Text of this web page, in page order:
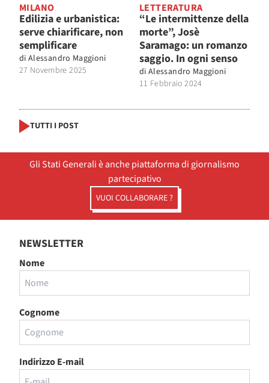
MILANO
Edilizia e urbanistica:
serve chiarificare, non
semplificare
di Alessandro Maggioni
27 Novembre 2025
LETTERATURA
“Le intermittenze della
morte”, Josè
Saramago: un romanzo
saggio. In ogni senso
di Alessandro Maggioni
11 Febbraio 2024
TUTTI I POST
Gli Stati Generali è anche piattaforma di giornalismo
partecipativo
VUOI COLLABORARE ?
NEWSLETTER
Nome
Cognome
Indirizzo E-mail